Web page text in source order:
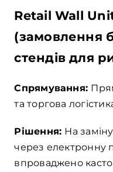
Retail Wall
(замовлення
стендів для
Спрямування:
та торгова
Рішення: На
через електронну
впроваджено